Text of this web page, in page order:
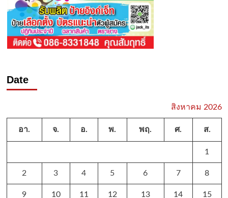
Date
สิงหาคม 2026
อา. จ. อ. พ. พฤ. ศ. ส.
1
2 3 4 5 6 7 8
9 10 11 12 13 14 15